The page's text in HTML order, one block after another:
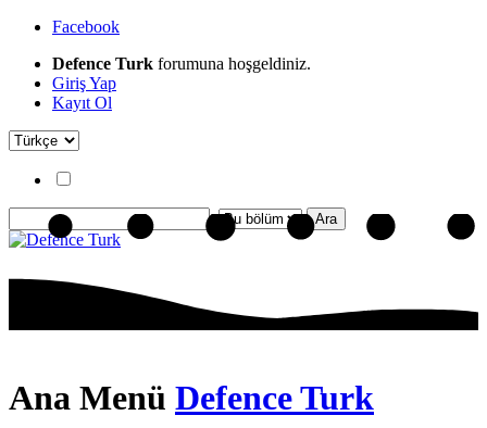
Facebook
Defence Turk forumuna hoşgeldiniz.
Giriş Yap
Kayıt Ol
Ana Menü Defence Turk